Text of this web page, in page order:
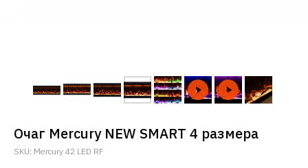
Очаг Mercury NEW SMART 4 размера
SKU: Mercury 42 LED RF